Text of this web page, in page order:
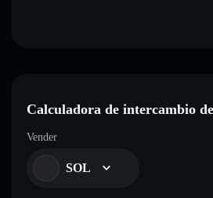
Calculadora de intercambio
Vender
SOL